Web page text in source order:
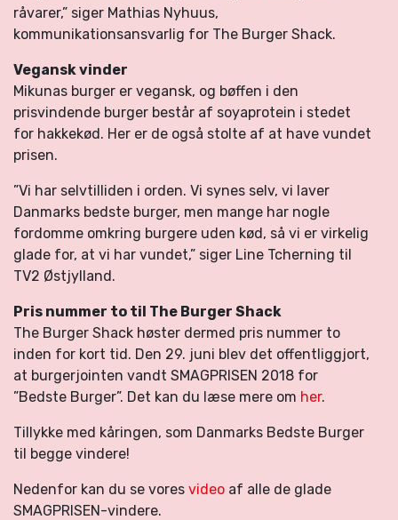
råvarer,” siger Mathias Nyhuus,
kommunikationsansvarlig for The Burger Shack.
Vegansk vinder
Mikunas burger er vegansk, og bøffen i den
prisvindende burger består af soyaprotein i stedet
for hakkekød. Her er de også stolte af at have vundet
prisen.
”Vi har selvtilliden i orden. Vi synes selv, vi laver
Danmarks bedste burger, men mange har nogle
fordomme omkring burgere uden kød, så vi er virkelig
glade for, at vi har vundet,” siger Line Tcherning til
TV2 Østjylland.
Pris nummer to til The Burger Shack
The Burger Shack høster dermed pris nummer to
inden for kort tid. Den 29. juni blev det offentliggjort,
at burgerjointen vandt SMAGPRISEN 2018 for
”Bedste Burger”. Det kan du læse mere om her.
Tillykke med kåringen, som Danmarks Bedste Burger
til begge vindere!
Nedenfor kan du se vores video af alle de glade
SMAGPRISEN-vindere.